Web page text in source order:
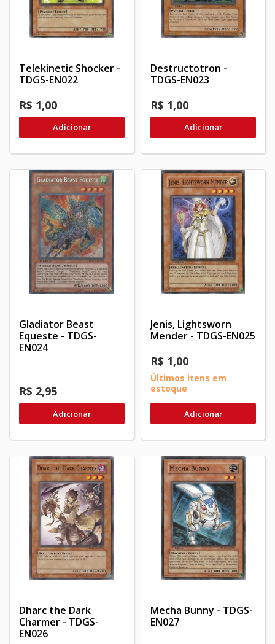
Telekinetic Shocker -
TDGS-EN022
R$ 1,00
Adicionar
Destructotron -
TDGS-EN023
R$ 1,00
Adicionar
Gladiator Beast
Equeste - TDGS-
EN024
R$ 2,95
Adicionar
Jenis, Lightsworn
Mender - TDGS-EN025
R$ 1,00
Últimos itens em
estoque
Adicionar
Dharc the Dark
Charmer - TDGS-
EN026
Mecha Bunny - TDGS-
EN027